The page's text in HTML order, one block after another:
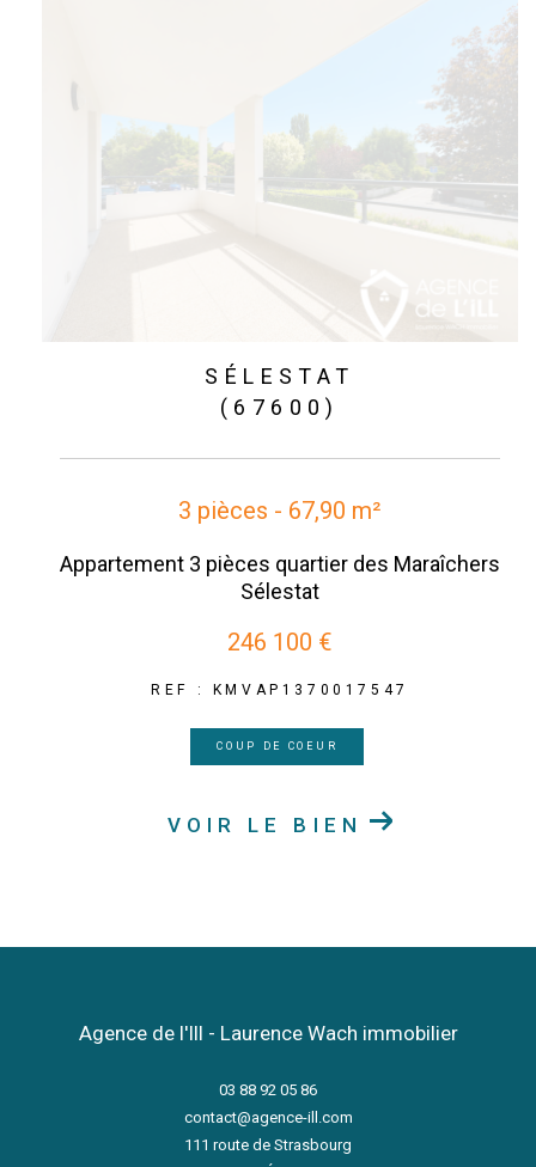
SÉLESTAT
(67600)
3 pièces - 67,90 m²
Appartement 3 pièces quartier des Maraîchers
Sélestat
246 100 €
REF : KMVAP1370017547
COUP DE COEUR
VOIR LE BIEN
Agence de l'Ill - Laurence Wach immobilier
03 88 92 05 86
contact@agence-ill.com
111 route de Strasbourg